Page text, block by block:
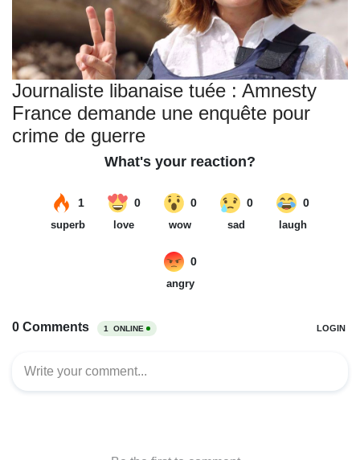
Journaliste libanaise tuée : Amnesty
France demande une enquête pour
crime de guerre